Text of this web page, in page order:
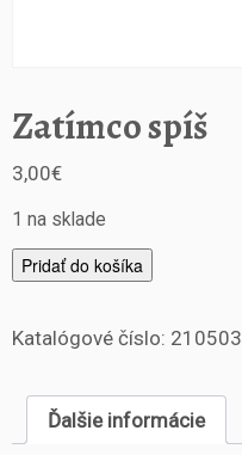
Zatímco spíš
3,00€
1 na sklade
m
n
ž
o
Pridať do košíka
Katalógové číslo: 210503
Ďalšie informácie